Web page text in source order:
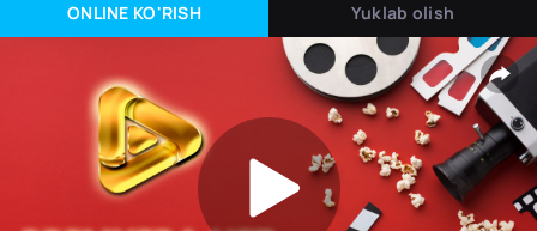
ONLINE KO'RISH Yuklab olish